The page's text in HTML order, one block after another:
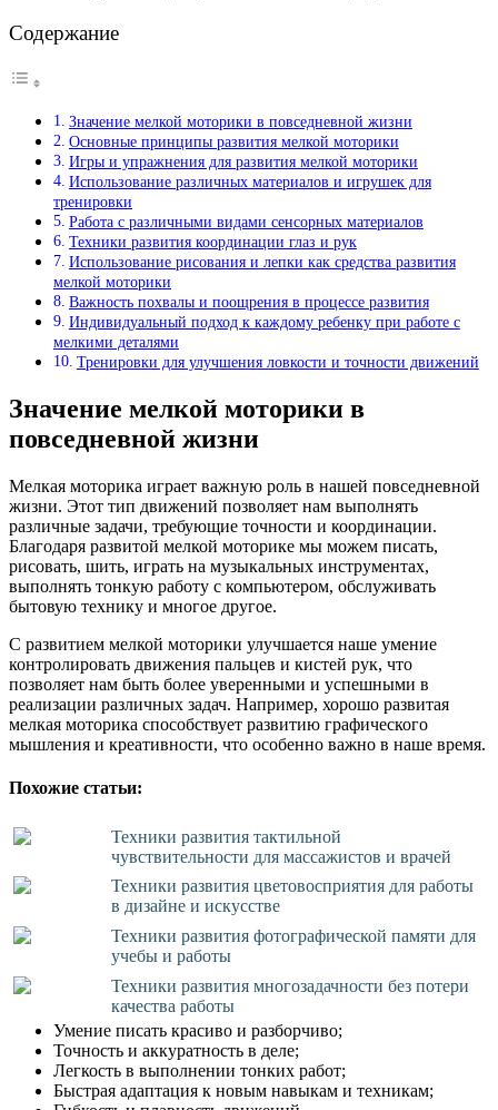
Содержание
Значение мелкой моторики в повседневной жизни
Основные принципы развития мелкой моторики
Игры и упражнения для развития мелкой моторики
Использование различных материалов и игрушек для
тренировки
Работа с различными видами сенсорных материалов
Техники развития координации глаз и рук
Использование рисования и лепки как средства развития
мелкой моторики
Важность похвалы и поощрения в процессе развития
Индивидуальный подход к каждому ребенку при работе с
мелкими деталями
Тренировки для улучшения ловкости и точности движений
Значение мелкой моторики в
повседневной жизни
Мелкая моторика играет важную роль в нашей повседневной
жизни. Этот тип движений позволяет нам выполнять
различные задачи, требующие точности и координации.
Благодаря развитой мелкой моторике мы можем писать,
рисовать, шить, играть на музыкальных инструментах,
выполнять тонкую работу с компьютером, обслуживать
бытовую технику и многое другое.
С развитием мелкой моторики улучшается наше умение
контролировать движения пальцев и кистей рук, что
позволяет нам быть более уверенными и успешными в
реализации различных задач. Например, хорошо развитая
мелкая моторика способствует развитию графического
мышления и креативности, что особенно важно в наше время.
Похожие статьи:
Техники развития тактильной
чувствительности для массажистов и врачей
Техники развития цветовосприятия для работы
в дизайне и искусстве
Техники развития фотографической памяти для
учебы и работы
Техники развития многозадачности без потери
качества работы
Умение писать красиво и разборчиво;
Точность и аккуратность в деле;
Легкость в выполнении тонких работ;
Быстрая адаптация к новым навыкам и техникам;